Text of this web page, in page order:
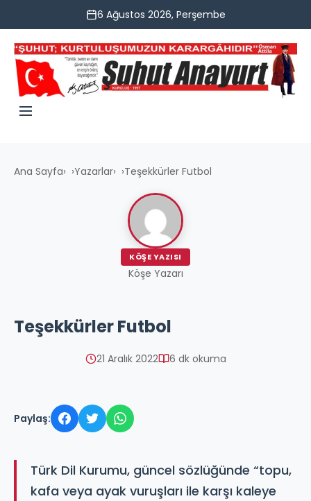
6 Ağustos 2026, Perşembe
Ana Sayfa› Yazarlar› Teşekkürler Futbol
KÖŞE YAZISI
Köşe Yazarı
Teşekkürler Futbol
21 Aralık 2022 6 dk okuma
Paylaş:
Türk Dil Kurumu, güncel sözlüğünde “topu,
kafa veya ayak vuruşları ile karşı kaleye